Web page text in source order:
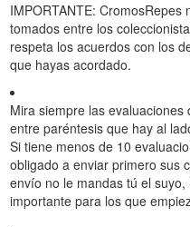
IMPORTANTE:
tomados entre los
respeta los acuerdos con los
que hayas acordado.
Mira siempre las
entre paréntesis que hay al
Si tiene menos de 10
obligado a enviar primero sus
envío no le mandas tú el
importante para los que